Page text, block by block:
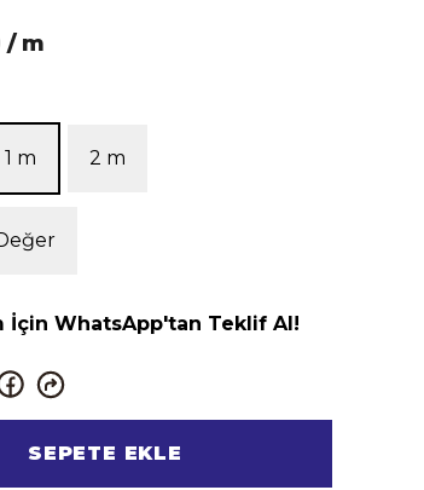
/ m
1 m 2 m
İçin WhatsApp'tan Teklif Al!
SEPETE EKLE